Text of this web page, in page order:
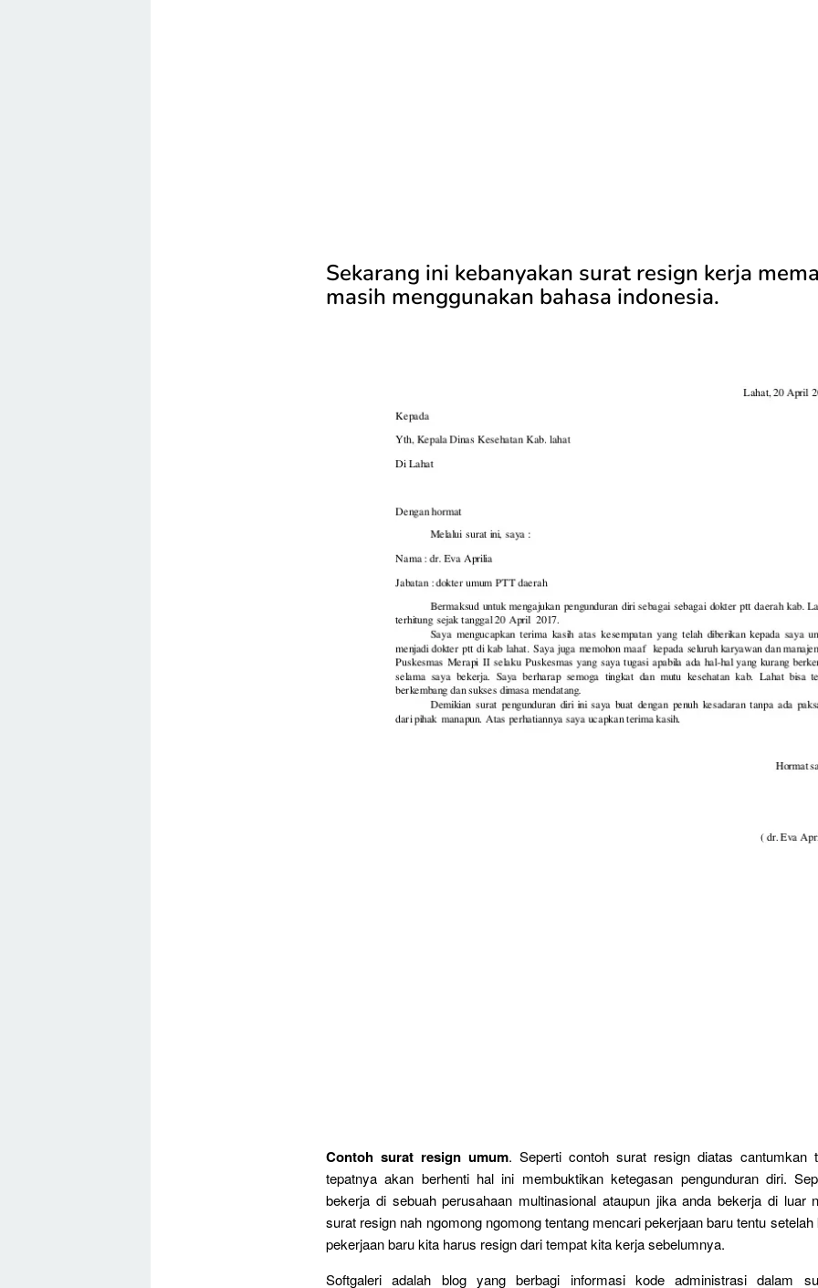
Sekarang ini kebanyakan surat resign kerja
masih menggunakan bahasa indonesia.
Contoh surat resign umum. Seperti contoh surat resign diatas cantumkan
tepatnya akan berhenti hal ini membuktikan ketegasan pengunduran diri.
bekerja di sebuah perusahaan multinasional ataupun jika anda bekerja di luar
surat resign nah ngomong ngomong tentang mencari pekerjaan baru tentu
pekerjaan baru kita harus resign dari tempat kita kerja sebelumnya.
Softgaleri adalah blog yang berbagi informasi kode administrasi dalam